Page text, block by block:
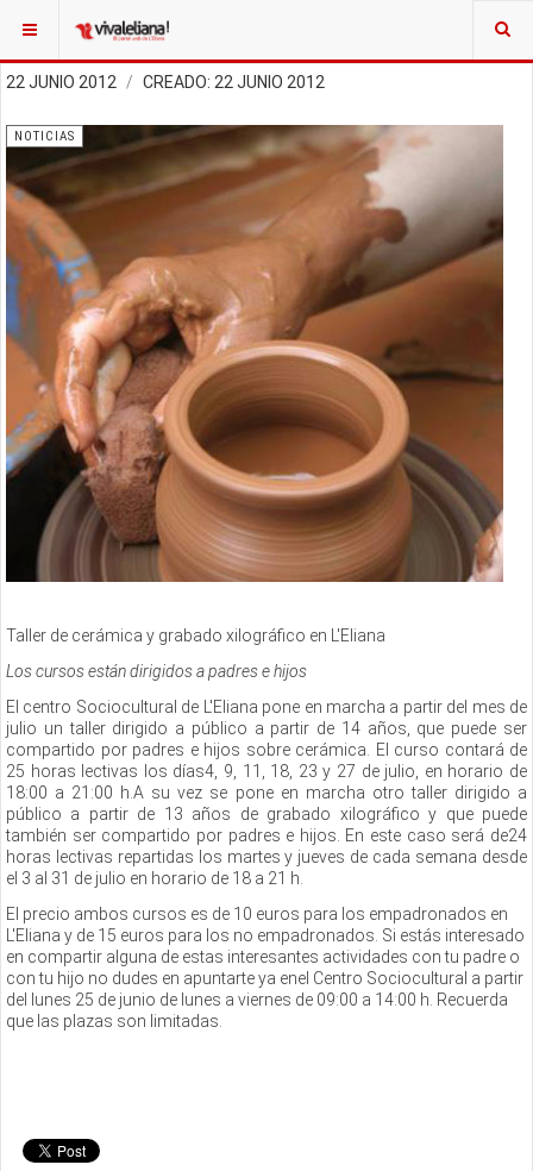
22 JUNIO 2012 CREADO: 22 JUNIO 2012
NOTICIAS
Taller de cerámica y grabado xilográfico en L'Eliana
Los cursos están dirigidos a padres e hijos
El centro Sociocultural de L'Eliana pone en marcha a partir del mes de
julio un taller dirigido a público a partir de 14 años, que puede ser
compartido por padres e hijos sobre cerámica. El curso contará de
25 horas lectivas los días4, 9, 11, 18, 23 y 27 de julio, en horario de
18:00 a 21:00 h.A su vez se pone en marcha otro taller dirigido a
público a partir de 13 años de grabado xilográfico y que puede
también ser compartido por padres e hijos. En este caso será de24
horas lectivas repartidas los martes y jueves de cada semana desde
el 3 al 31 de julio en horario de 18 a 21 h.
El precio ambos cursos es de 10 euros para los empadronados en
L'Eliana y de 15 euros para los no empadronados. Si estás interesado
en compartir alguna de estas interesantes actividades con tu padre o
con tu hijo no dudes en apuntarte ya enel Centro Sociocultural a partir
del lunes 25 de junio de lunes a viernes de 09:00 a 14:00 h. Recuerda
que las plazas son limitadas.